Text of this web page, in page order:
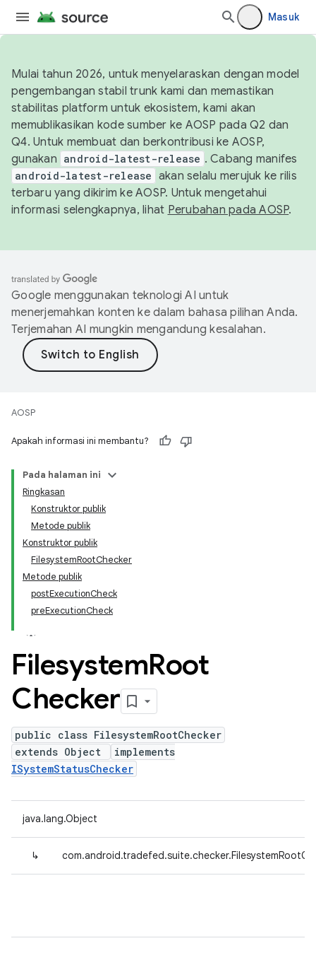
Masuk
Mulai tahun 2026, untuk menyelaraskan dengan model
pengembangan stabil trunk kami dan memastikan
stabilitas platform untuk ekosistem, kami akan
memublikasikan kode sumber ke AOSP pada Q2 dan
Q4. Untuk membuat dan berkontribusi ke AOSP,
gunakan android-latest-release . Cabang manifes
android-latest-release akan selalu merujuk ke rilis
terbaru yang dikirim ke AOSP. Untuk mengetahui
informasi selengkapnya, lihat Perubahan pada AOSP.
Google menggunakan teknologi AI untuk
menerjemahkan konten ke dalam bahasa pilihan Anda.
Terjemahan AI mungkin mengandung kesalahan.
AOSP
Apakah informasi ini membantu?
Pada halaman ini
Ringkasan
Konstruktor publik
Metode publik
Konstruktor publik
FilesystemRootChecker
Metode publik
postExecutionCheck
preExecutionCheck
FilesystemRoot
Checker
public class FilesystemRootChecker
extends Object
implements
ISystemStatusChecker
java.lang.Object
↳